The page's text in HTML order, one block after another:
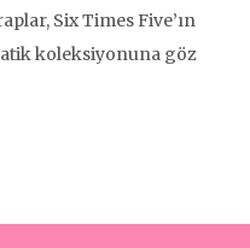
Six Times Five’ın
koleksiyonuna göz